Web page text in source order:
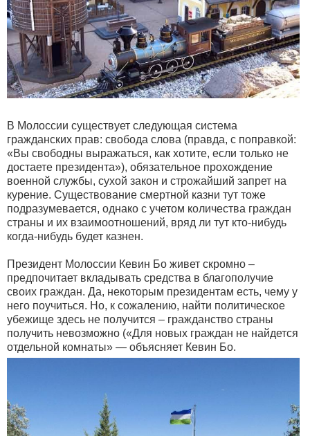
В Молоссии существует следующая система
гражданских прав: свобода слова (правда, с поправкой:
«Вы свободны выражаться, как хотите, если только не
достаете президента»), обязательное прохождение
военной службы, сухой закон и строжайший запрет на
курение. Существование смертной казни тут тоже
подразумевается, однако с учетом количества граждан
страны и их взаимоотношений, вряд ли тут кто-нибудь
когда-нибудь будет казнен.
Президент Молоссии Кевин Бо живет скромно –
предпочитает вкладывать средства в благополучие
своих граждан. Да, некоторым президентам есть, чему у
него поучиться. Но, к сожалению, найти политическое
убежище здесь не получится – гражданство страны
получить невозможно («Для новых граждан не найдется
отдельной комнаты» — объясняет Кевин Бо.